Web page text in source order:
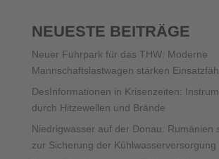
NEUESTE BEITRÄGE
Neuer Fuhrpark für das THW: Moderne
Mannschaftslastwagen stärken
DesInformationen in Krisenzeiten:
durch Hitzewellen und Brände
Niedrigwasser auf der Donau: Rumänien
zur Sicherung der Kühlwasserversorgung